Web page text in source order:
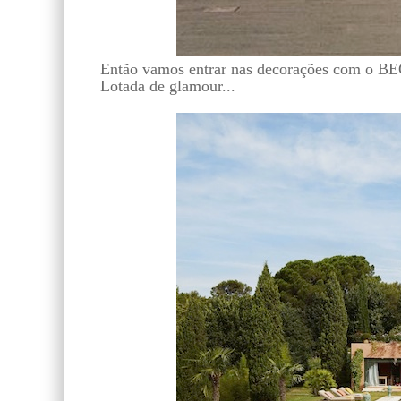
Então vamos entrar nas decorações com o
Lotada de glamour...